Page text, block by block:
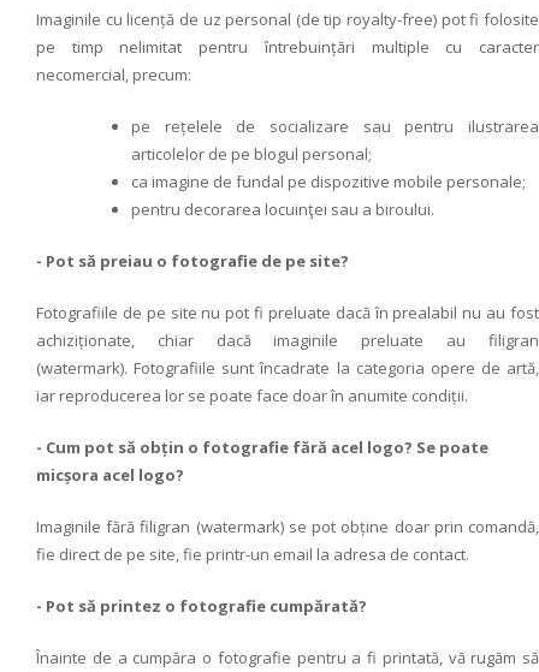
Imaginile cu licență de uz personal (de tip royalty-free) pot fi folosite
pe timp nelimitat pentru întrebuințări multiple cu caracter
necomercial, precum:
pe rețelele de socializare sau pentru ilustrarea
articolelor de pe blogul personal;
ca imagine de fundal pe dispozitive mobile personale;
pentru decorarea locuinţei sau a biroului.
- Pot să preiau o fotografie de pe site?
Fotografiile de pe site nu pot fi preluate dacă în prealabil nu au fost
achiziționate, chiar dacă imaginile preluate au filigran
(watermark). Fotografiile sunt încadrate la categoria opere de artă,
iar reproducerea lor se poate face doar în anumite condiții.
- Cum pot să obțin o fotografie fără acel logo? Se poate
micșora acel logo?
Imaginile fără filigran (watermark) se pot obține doar prin comandă,
fie direct de pe site, fie printr-un email la adresa de contact.
- Pot să printez o fotografie cumpărată?
Înainte de a cumpăra o fotografie pentru a fi printată, vă rugăm să